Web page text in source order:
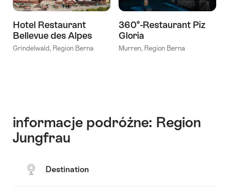
Hotel Restaurant
Bellevue des Alpes
Grindelwald, Region Berna
360°-Restaurant Piz
Gloria
Murren, Region Berna
informacje podróżne: Region
Jungfrau
Destination